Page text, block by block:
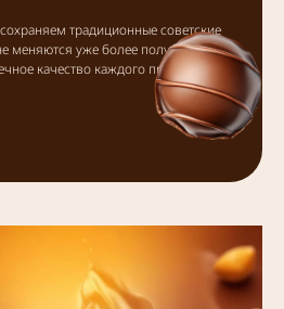
традиционные советские
меняются уже более полувека, и
качество каждого продукта.